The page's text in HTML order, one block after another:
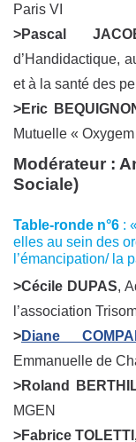
Paris VI
>Pascal
d’Handidactique,
et à la santé des
>Eric
Mutuelle «
Modérateur :
Sociale)
Table-ronde n°6 :
elles au sein des
l’émancipation/ la
>Cécile DUPAS,
l’association
>Diane
Emmanuelle de
>Roland
MGEN
>Fabrice